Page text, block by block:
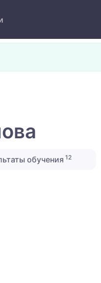
обучения 12